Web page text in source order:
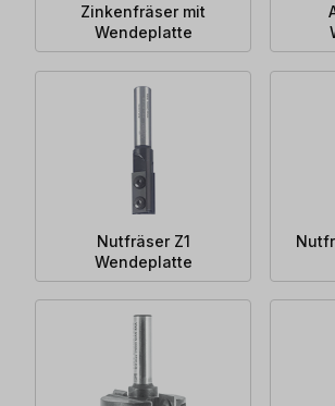
Zinkenfräser mit
Wendeplatte
Nutfräser Z1
Wendeplatte